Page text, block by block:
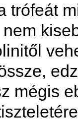
trófeát
mégis